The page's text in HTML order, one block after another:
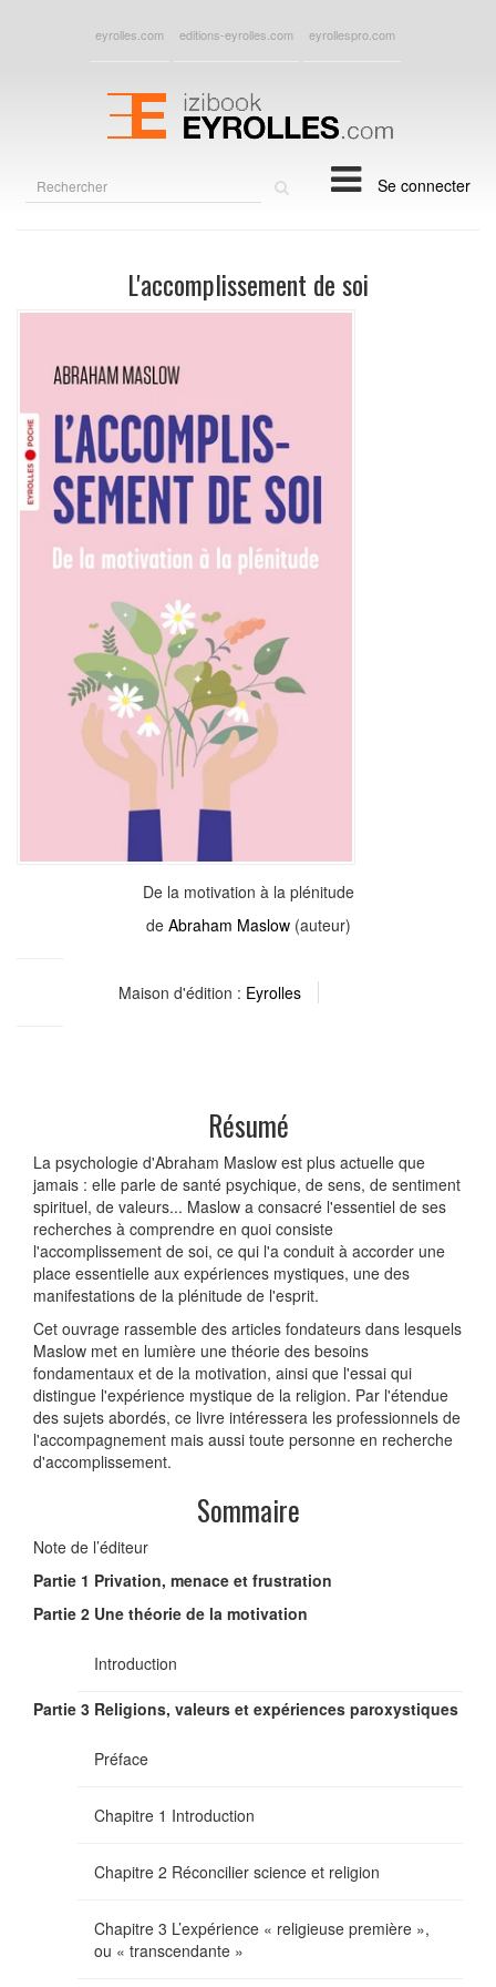
eyrolles.com editions-eyrolles.com eyrollespro.com
Se connecter
L'accomplissement de soi
De la motivation à la plénitude
de Abraham Maslow(auteur)
Maison d'édition : Eyrolles
Résumé
La psychologie d'Abraham Maslow est plus actuelle que
jamais : elle parle de santé psychique, de sens, de sentiment
spirituel, de valeurs... Maslow a consacré l'essentiel de ses
recherches à comprendre en quoi consiste
l'accomplissement de soi, ce qui l'a conduit à accorder une
place essentielle aux expériences mystiques, une des
manifestations de la plénitude de l'esprit.
Cet ouvrage rassemble des articles fondateurs dans lesquels
Maslow met en lumière une théorie des besoins
fondamentaux et de la motivation, ainsi que l'essai qui
distingue l'expérience mystique de la religion. Par l'étendue
des sujets abordés, ce livre intéressera les professionnels de
l'accompagnement mais aussi toute personne en recherche
d'accomplissement.
Sommaire
Note de l’éditeur
Partie 1 Privation, menace et frustration
Partie 2 Une théorie de la motivation
Introduction
Partie 3 Religions, valeurs et expériences paroxystiques
Préface
Chapitre 1 Introduction
Chapitre 2 Réconcilier science et religion
Chapitre 3 L’expérience « religieuse première »,
ou « transcendante »